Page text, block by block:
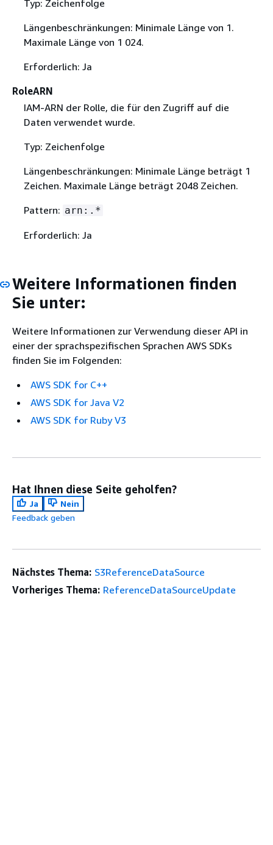
Typ: Zeichenfolge
Längenbeschränkungen: Minimale Länge von 1.
Maximale Länge von 1 024.
Erforderlich: Ja
RoleARN
IAM-ARN der Rolle, die für den Zugriff auf die
Daten verwendet wurde.
Typ: Zeichenfolge
Längenbeschränkungen: Minimale Länge beträgt 1
Zeichen. Maximale Länge beträgt 2048 Zeichen.
Pattern: arn:.*
Erforderlich: Ja
Weitere Informationen finden
Sie unter:
Weitere Informationen zur Verwendung dieser API in
einer der sprachspezifischen Sprachen AWS SDKs
finden Sie im Folgenden:
AWS SDK for C++
AWS SDK for Java V2
AWS SDK for Ruby V3
Hat Ihnen diese Seite geholfen?
Ja
Nein
Feedback geben
Nächstes Thema: S3ReferenceDataSource
Vorheriges Thema: ReferenceDataSourceUpdate